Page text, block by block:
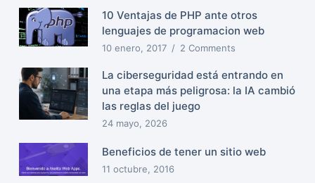
10 Ventajas de PHP ante otros
lenguajes de programacion web
10 enero, 2017 2 Comments
La ciberseguridad está entrando en
una etapa más peligrosa: la IA cambió
las reglas del juego
24 mayo, 2026
Beneficios de tener un sitio web
11 octubre, 2016